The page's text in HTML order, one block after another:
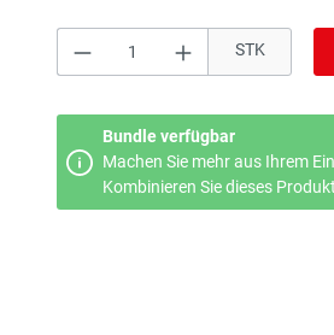
Produkt Anzahl:
STK
Bundle verfügbar
Machen Sie mehr aus Ihrem
Kombinieren Sie dieses